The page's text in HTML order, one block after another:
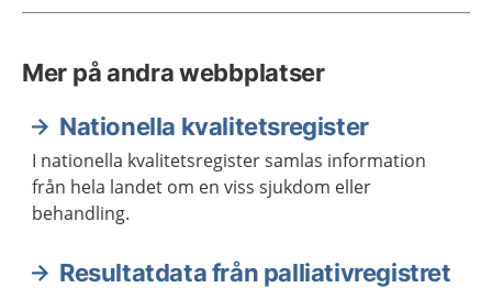
Mer på andra webbplatser
Nationella kvalitetsregister
I nationella kvalitetsregister samlas information
från hela landet om en viss sjukdom eller
behandling.
Resultatdata från palliativregistret